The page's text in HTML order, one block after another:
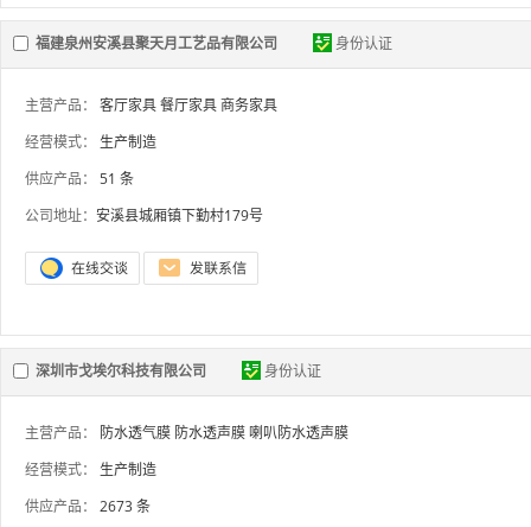
福建泉州安溪县聚天月工艺品有限公司 身份认证
主营产品： 客厅家具餐厅家具商务家具
经营模式：
生产制造
供应产品：
51 条
公司地址： 安溪县城厢镇下勤村179号
深圳市戈埃尔科技有限公司 身份认证
主营产品： 防水透气膜 防水透声膜喇叭防水透声膜
经营模式：
生产制造
供应产品：
2673 条